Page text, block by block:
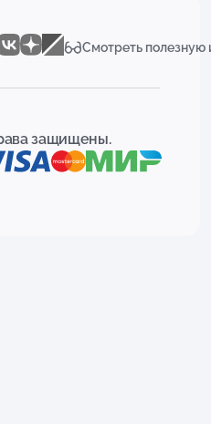
Смотреть
защищены.